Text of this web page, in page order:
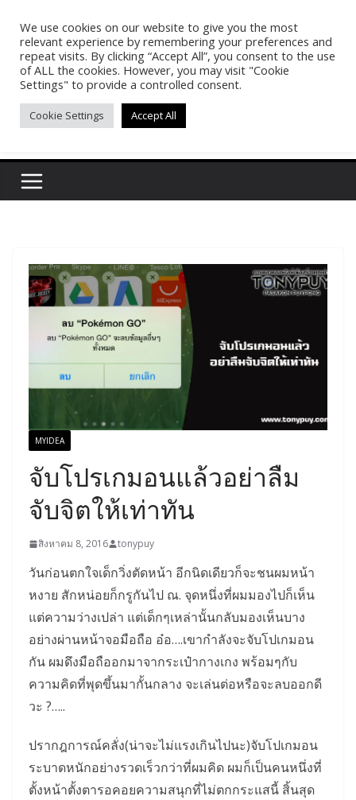
contentPasakon Puypong
(tonypuy)
เปิดพื้นที่การเรียนรู้และพร้อมแบ่งปันของผม
MYIDEA
จับโปรเกมอนแล้วอย่าลืม
จับจิตให้เท่าทัน
สิงหาคม 8, 2016 tonypuy
วันก่อนตกใจเด็กวิ่งตัดหน้า อีกนิดเดียวก็จะชนผมหน้า
หงาย สักหน่อยก็กรูกันไป ณ. จุดหนึ่งที่ผมมองไปก็เห็น
แต่ความว่างเปล่า แต่เด็กๆเหล่านั้นกลับมองเห็นบาง
อย่างผ่านหน้าจอมือถือ อ๋อ….เขากำลังจะจับโปเกมอน
กัน ผมดึงมือถืออกมาจากระเป๋ากางเกง พร้อมๆกับ
ความคิดที่พุดขึ้นมากั้นกลาง จะเล่นต่อหรือจะลบออกดี
วะ ?…..
ปรากฎการณ์คลั่ง(น่าจะไม่แรงเกินไปนะ)จับโปเกมอน
ระบาดหนักอย่างรวดเร็วกว่าที่ผมคิด ผมก็เป็นคนหนึ่งที่
ตั้งหน้าตั้งตารอคอยความสนุกที่ไม่ตกกระแสนี้ สิ้นสุด
We use cookies on our website to give you the most
relevant experience by remembering your preferences and
repeat visits. By clicking “Accept All”, you consent to the use
of ALL the cookies. However, you may visit "Cookie
Settings" to provide a controlled consent.
Cookie Settings Accept All